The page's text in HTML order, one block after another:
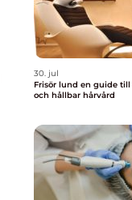
30. jul
Frisör lund en guide till stil, kvalitet
och hållbar hårvård